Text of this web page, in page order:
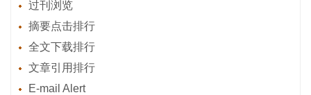
过刊浏览
摘要点击排行
全文下载排行
文章引用排行
E-mail Alert